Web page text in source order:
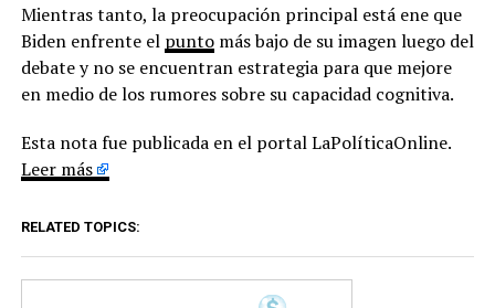
Mientras tanto, la preocupación principal está ene que
Biden enfrente el puntomás bajo de su imagen luego del
debate y no se encuentran estrategia para que mejore
en medio de los rumores sobre su capacidad cognitiva.
Esta nota fue publicada en el portal LaPolíticaOnline.
Leer más
RELATED TOPICS: